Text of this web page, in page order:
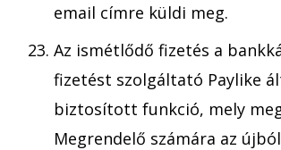
email címre küldi meg.
Az ismétlődő fizetés a
fizetést szolgáltató Paylike
biztosított funkció, mely
Megrendelő számára az